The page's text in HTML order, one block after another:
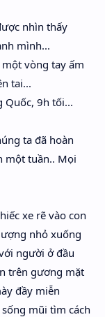
nhìn thấy
mình...
vòng tay ấm
tai...
Quốc, 9h tối...
ta đã hoàn
một tuần.. Mọi
xe rẽ vào con
nhỏ xuống
người ở đầu
trên gương mặt
đầy miễn
mũi tìm cách